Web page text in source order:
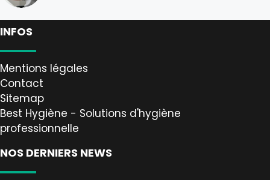
INFOS
Mentions légales
Contact
Sitemap
Best Hygiène - Solutions d'hygiène
professionnelle
NOS DERNIERS NEWS